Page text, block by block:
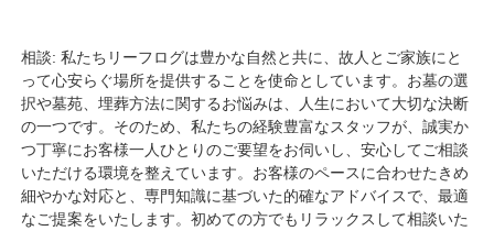
相談: 私たちリーフログは豊かな自然と共に、故人とご家族にと
って心安らぐ場所を提供することを使命としています。お墓の選
択や墓苑、埋葬方法に関するお悩みは、人生において大切な決断
の一つです。そのため、私たちの経験豊富なスタッフが、誠実か
つ丁寧にお客様一人ひとりのご要望をお伺いし、安心してご相談
いただける環境を整えています。お客様のペースに合わせたきめ
細やかな対応と、専門知識に基づいた的確なアドバイスで、最適
なご提案をいたします。初めての方でもリラックスして相談いた